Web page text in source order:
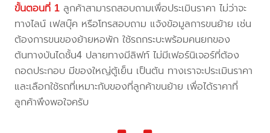
ขั้นตอนที่ 1 ลูกค้าสามารถสอบถามเพื่อประเมินราคา ไม่ว่าจะ
ทางไลน์ เฟสบุ๊ค หรือโทรสอบถาม แจ้งข้อมูลการขนย้าย เช่น
ต้องการขนของย้ายหอพัก ใช้รถกระบะพร้อมคนยกของ
ต้นทางบันไดชั้น4 ปลายทางมีลิฟท์ ไม่มีเฟอร์นิเจอร์ที่ต้อง
ถอดประกอบ มีของใหญ่ตู้เย็น เป็นต้น ทางเราจะประเมินราคา
และเลือกใช้รถที่เหมาะกับของที่ลูกค้าขนย้าย เพื่อได้ราคาที่
ลูกค้าพึงพอใจครับ